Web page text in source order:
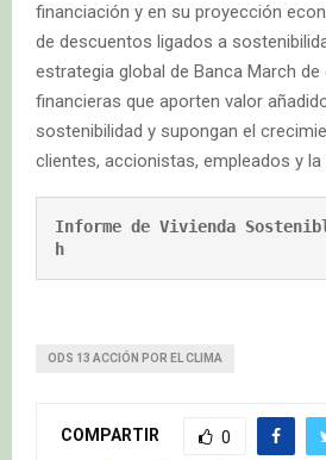
financiación y en su proyección
de descuentos ligados a
estrategia global de Banca March
financieras que aporten valor
sostenibilidad y supongan el
clientes, accionistas, empleados y
Informe de Vivienda
h
ODS 13 ACCIÓN POR EL CLIMA
COMPARTIR 0